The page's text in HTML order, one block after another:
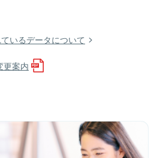
いるデータについて
更案内